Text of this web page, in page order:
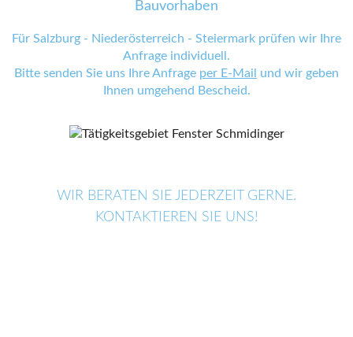
Bauvorhaben
Für Salzburg - Niederösterreich - Steiermark prüfen wir Ihre
Anfrage individuell.
Bitte senden Sie uns Ihre Anfrage per E-Mail
und wir geben
Ihnen umgehend Bescheid.
WIR BERATEN SIE JEDERZEIT GERNE.
KONTAKTIEREN SIE UNS!